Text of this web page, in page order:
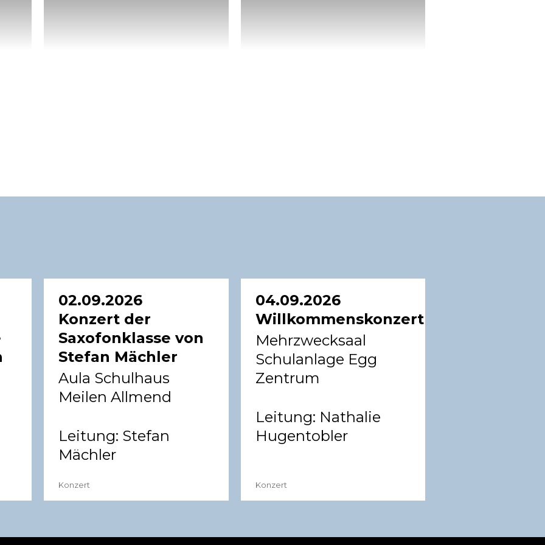
02.09.2026
Konzert der
Saxofonklasse von
Stefan Mächler
Aula Schulhaus
Meilen Allmend
Leitung: Stefan
Mächler
Konzert
04.09.2026
Willkommenskonzert
Mehrzwecksaal
Schulanlage Egg
Zentrum
Leitung: Nathalie
Hugentobler
Konzert